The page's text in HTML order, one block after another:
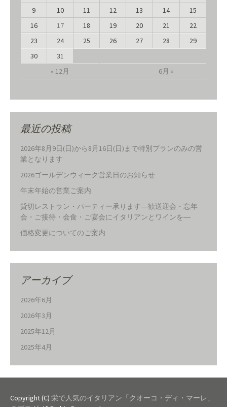
« 12月 6月 »
9
10 11 12 13 14
15
16
17 18 19 20 21
22
23
24 25 26 27 28
29
30
31
最近の投稿
2026年8月9日(日)から8月16日(日)まで特別プランのみの営
業となります
2026ゴールデンウィーク営業日のお知らせ
年末年始の営業ご案内
貸切レストラン・パーティー承ります―歓送迎会・忘年
会・ご接待・会食・ご宴会にイタリアンとワインを―
価格変更についてのご案内
アーカイブ
2026年6月
2026年3月
2025年12月
2025年4月
Copyright (C) 栄で人気のイタリアン「クオーコ・ディ・マーレ」